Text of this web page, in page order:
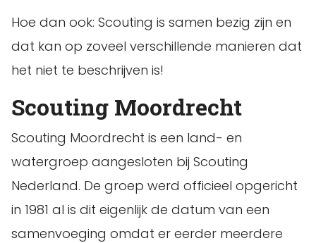
Hoe dan ook: Scouting is samen bezig zijn en
dat kan op zoveel verschillende manieren dat
het niet te beschrijven is!
Scouting Moordrecht
Scouting Moordrecht is een land- en
watergroep aangesloten bij Scouting
Nederland. De groep werd officieel opgericht
in 1981 al is dit eigenlijk de datum van een
samenvoeging omdat er eerder meerdere